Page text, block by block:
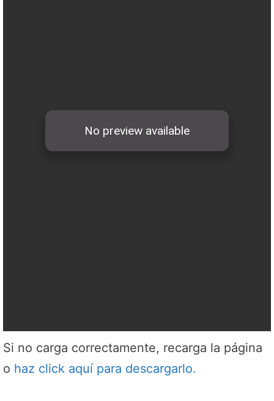
Si no carga correctamente, recarga la página
o haz click aquí para descargarlo.